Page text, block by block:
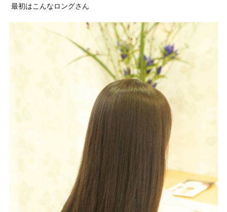
最初はこんなロングさん